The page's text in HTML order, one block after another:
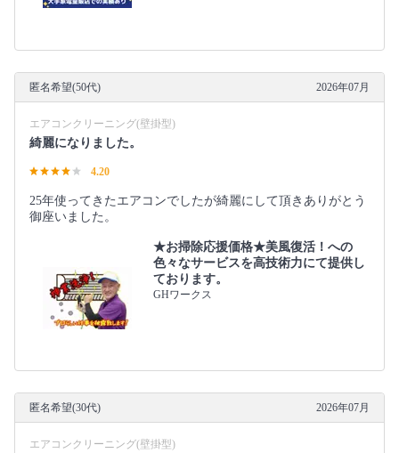
匿名希望(50代) 2026年07月
エアコンクリーニング(壁掛型)
綺麗になりました。
4.20
25年使ってきたエアコンでしたが綺麗にして頂きありがとう
御座いました。
★お掃除応援価格★美風復活！への
色々なサービスを高技術力にて提供し
ております。
GHワークス
匿名希望(30代) 2026年07月
エアコンクリーニング(壁掛型)